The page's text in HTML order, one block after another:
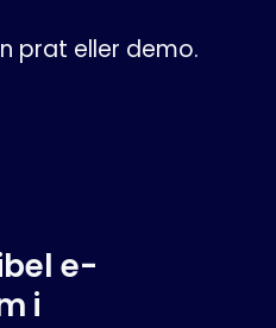
prat eller demo.
e-
i